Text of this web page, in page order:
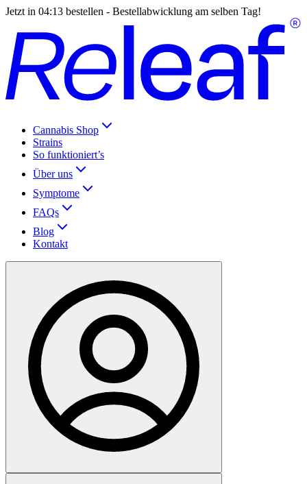
Jetzt in 04:13 bestellen - Bestellabwicklung am selben Tag!
Cannabis Shop
Strains
So funktioniert’s
Über uns
Symptome
FAQs
Blog
Kontakt